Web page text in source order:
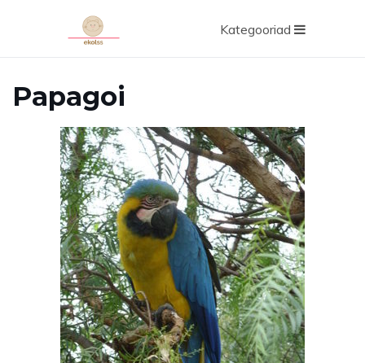
Kategooriad
Papagoi